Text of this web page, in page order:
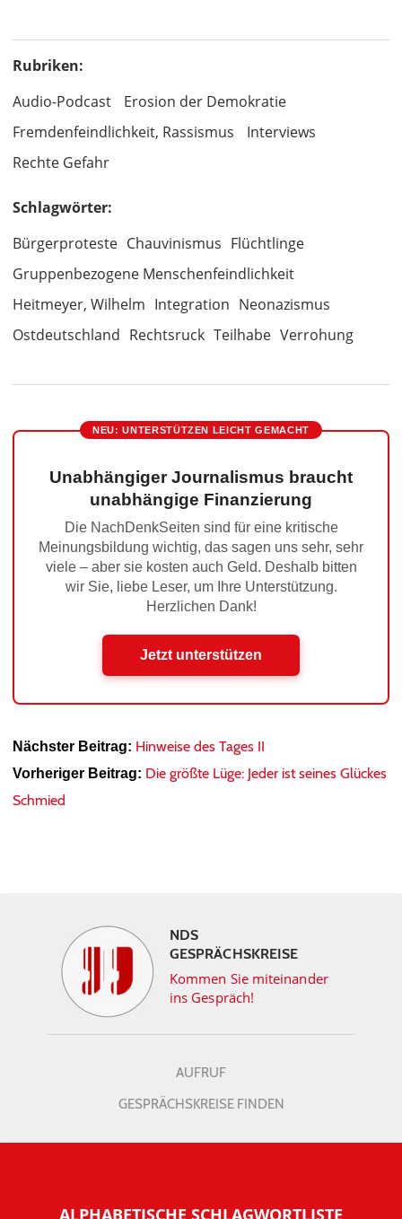
Rubriken:
Audio-Podcast
Erosion der Demokratie
Fremdenfeindlichkeit, Rassismus
Interviews
Rechte Gefahr
Schlagwörter:
Bürgerproteste Chauvinismus Flüchtlinge
Gruppenbezogene Menschenfeindlichkeit
Heitmeyer, Wilhelm Integration Neonazismus
Ostdeutschland Rechtsruck Teilhabe Verrohung
NEU: UNTERSTÜTZEN LEICHT GEMACHT
Unabhängiger Journalismus braucht
unabhängige Finanzierung
Die NachDenkSeiten sind für eine kritische
Meinungsbildung wichtig, das sagen uns sehr, sehr
viele – aber sie kosten auch Geld. Deshalb bitten
wir Sie, liebe Leser, um Ihre Unterstützung.
Herzlichen Dank!
Jetzt unterstützen
Nächster Beitrag: Hinweise des Tages II
Vorheriger Beitrag: Die größte Lüge: Jeder ist seines Glückes
Schmied
NDS
GESPRÄCHSKREISE
Kommen Sie miteinander
ins Gespräch!
AUFRUF
GESPRÄCHSKREISE FINDEN
ALPHABETISCHE SCHLAGWORTLISTE